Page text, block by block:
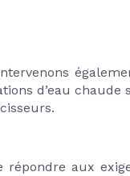
d’eau chaude
répondre aux